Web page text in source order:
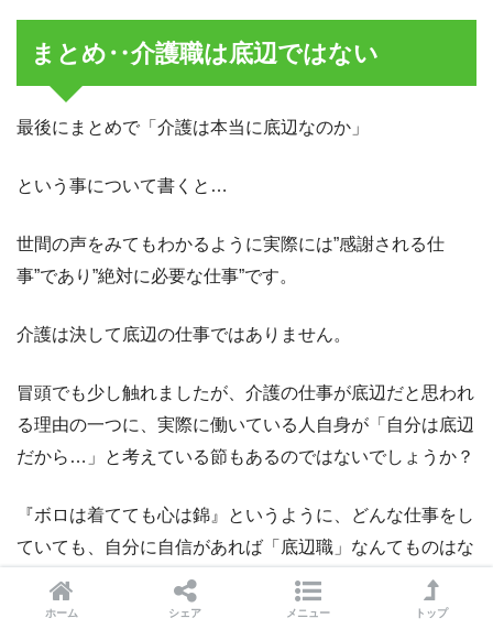
まとめ‥介護職は底辺ではない
最後にまとめで「介護は本当に底辺なのか」
という事について書くと…
世間の声をみてもわかるように実際には”感謝される仕
事”であり”絶対に必要な仕事”です。
介護は決して底辺の仕事ではありません。
冒頭でも少し触れましたが、介護の仕事が底辺だと思われ
る理由の一つに、実際に働いている人自身が「自分は底辺
だから…」と考えている節もあるのではないでしょうか？
『ボロは着てても心は錦』というように、どんな仕事をし
ていても、自分に自信があれば「底辺職」なんてものはな
い。と私は思いますよ。
ホーム シェア メニュー トップ